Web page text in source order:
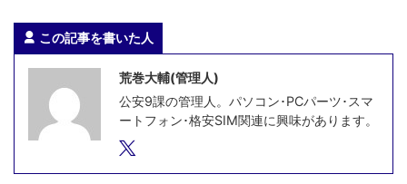
この記事を書いた人
荒巻大輔(管理人)
公安9課の管理人。パソコン･PCパーツ･スマ
ートフォン･格安SIM関連に興味があります。